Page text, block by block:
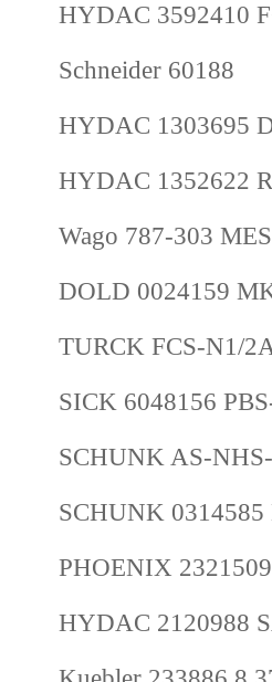
HYDAC 3592410
Schneider 60188
HYDAC 1303695
HYDAC 1352622
Wago 787-303
DOLD 0024159
TURCK FCS-N1/
SICK 6048156
SCHUNK AS-
SCHUNK
PHOENIX 2321509
HYDAC 2120988